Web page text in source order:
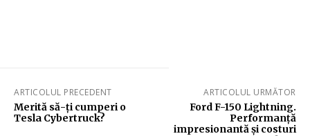
ARTICOLUL PRECEDENT
Merită să-ți cumperi o
Tesla Cybertruck?
ARTICOLUL URMĂTOR
Ford F-150 Lightning.
Performanță
impresionantă și costuri